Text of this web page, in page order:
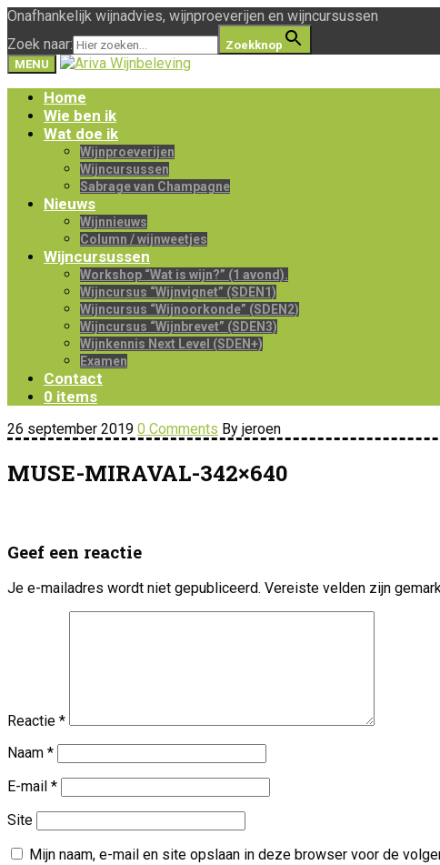
Onafhankelijk wijnadvies, wijnproeverijen en wijncursussen
Zoek naar:
Zoekknop
MENU
Home
Wie ben ik
Wat doe ik
Wijnproeverijen
Wijncursussen
Sabrage van Champagne
Nieuws
Wijnnieuws
Column / wijnweetjes
Wijncursussen
Workshop “Wat is wijn?” (1 avond).
Wijncursus “Wijnvignet” (SDEN1)
Wijncursus “Wijnoorkonde” (SDEN2)
Wijncursus “Wijnbrevet” (SDEN3)
Wijnkennis Next Level (SDEN+)
Examen
Contact
0 items
26 september 2019 0 Comments By jeroen
MUSE-MIRAVAL-342×640
Geef een reactie
Je e-mailadres wordt niet gepubliceerd. Vereiste velden zijn
Reactie *
Naam *
E-mail *
Site
Mijn naam, e-mail en site opslaan in deze browser voor de